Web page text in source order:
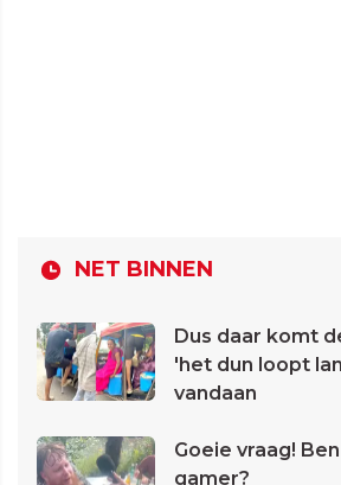
NET BINNEN
Dus daar komt
'het dun loopt
vandaan
Goeie vraag!
gamer?